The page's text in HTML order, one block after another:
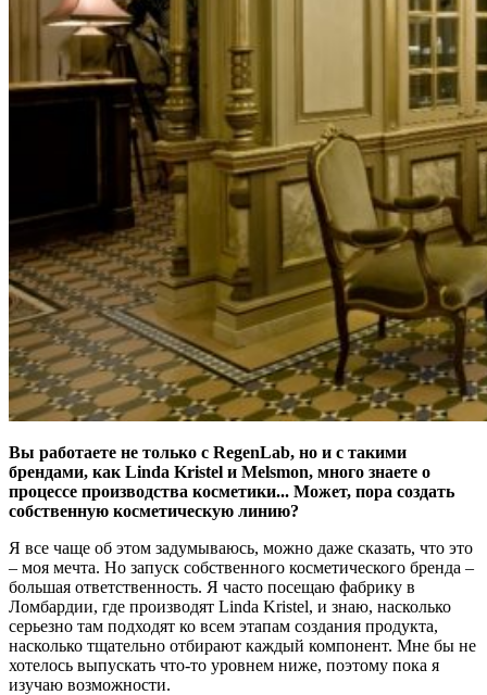
Вы работаете не только с RegenLab, но и с такими
брендами, как Linda Kristel и Melsmon, много знаете о
процессе производства косметики... Может, пора создать
собственную косметическую линию?
Я все чаще об этом задумываюсь, можно даже сказать, что это
– моя мечта. Но запуск собственного косметического бренда –
большая ответственность. Я часто посещаю фабрику в
Ломбардии, где производят Linda Kristel, и знаю, насколько
серьезно там подходят ко всем этапам создания продукта,
насколько тщательно отбирают каждый компонент. Мне бы не
хотелось выпускать что-то уровнем ниже, поэтому пока я
изучаю возможности.